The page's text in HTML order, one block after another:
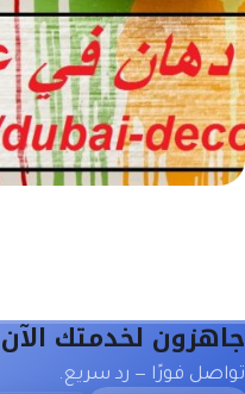
جاهزون لخدمتك الآن
تواصل فورًا — رد سريع.